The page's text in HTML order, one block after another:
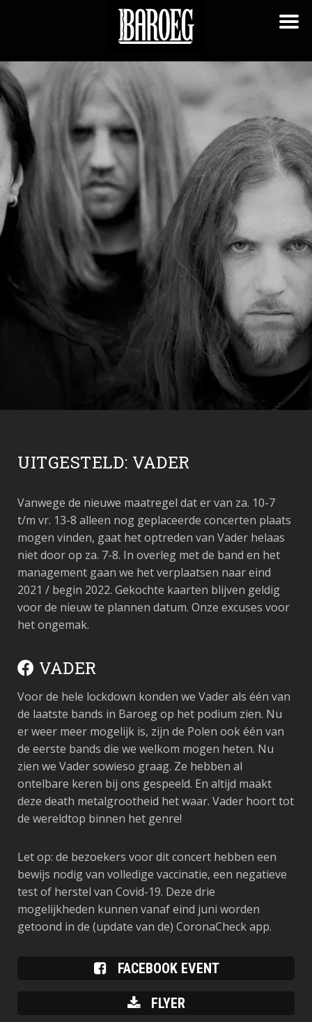
UITGESTELD: VADER
Vanwege de nieuwe maatregel dat er van za. 10-7
t/m vr. 13-8 alleen nog geplaceerde concerten plaats
mogen vinden, gaat het optreden van Vader helaas
niet door op za. 7-8. In overleg met de band en het
management gaan we het verplaatsen naar eind
2021 / begin 2022. Gekochte kaarten blijven geldig
voor de nieuw te plannen datum. Onze excuses voor
het ongemak.
VADER
Voor de hele lockdown konden we Vader als één van
de laatste bands in Baroeg op het podium zien. Nu
er weer meer mogelijk is, zijn de Polen ook één van
de eerste bands die we welkom mogen heten. Nu
zien we Vader sowieso graag. Ze hebben al
ontelbare keren bij ons gespeeld. En altijd maakt
deze death metalgrootheid het waar. Vader hoort tot
de wereldtop binnen het genre!
Let op: de bezoekers voor dit concert hebben een
bewijs nodig van volledige vaccinatie, een negatieve
test of herstel van Covid-19. Deze drie
mogelijkheden kunnen vanaf eind juni worden
getoond in de (update van de) CoronaCheck app.
FACEBOOK EVENT
FLYER